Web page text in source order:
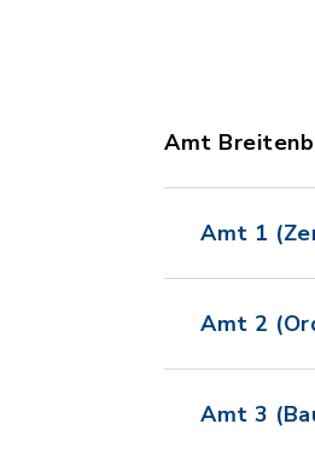
Amt
Amt 1
Amt 2
Amt 3